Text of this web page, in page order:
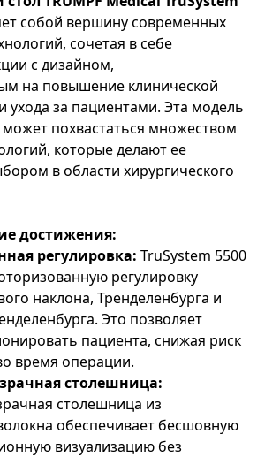
собой вершину современных
сочетая в себе
с дизайном,
на повышение клинической
ухода за пациентами. Эта модель
похвастаться множеством
которые делают ее
в области хирургического
достижения:
регулировка: TruSystem 5500
регулировку
наклона, Тренделенбурга и
Это позволяет
пациента, снижая риск
время операции.
столешница:
столешница из
обеспечивает бесшовную
визуализацию без